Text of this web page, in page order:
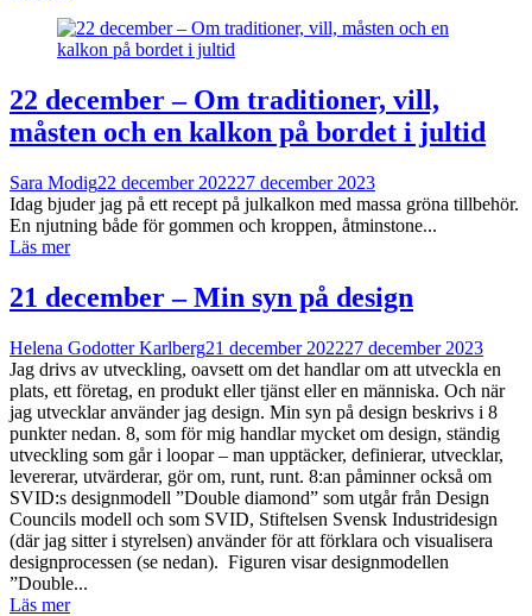
22 december – Om traditioner, vill,
måsten och en kalkon på bordet i jultid
Sara Modig22 december 202227 december 2023
Idag bjuder jag på ett recept på julkalkon med massa gröna tillbehör.
En njutning både för gommen och kroppen, åtminstone...
Läs mer
21 december – Min syn på design
Helena Godotter Karlberg21 december 202227 december 2023
Jag drivs av utveckling, oavsett om det handlar om att utveckla en
plats, ett företag, en produkt eller tjänst eller en människa. Och när
jag utvecklar använder jag design. Min syn på design beskrivs i 8
punkter nedan. 8, som för mig handlar mycket om design, ständig
utveckling som går i loopar – man upptäcker, definierar, utvecklar,
levererar, utvärderar, gör om, runt, runt. 8:an påminner också om
SVID:s designmodell ”Double diamond” som utgår från Design
Councils modell och som SVID, Stiftelsen Svensk Industridesign
(där jag sitter i styrelsen) använder för att förklara och visualisera
designprocessen (se nedan). Figuren visar designmodellen
”Double...
Läs mer